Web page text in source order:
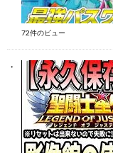
72件のビュー